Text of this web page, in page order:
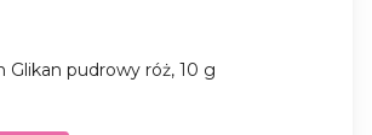
Glikan pudrowy róż, 10 g